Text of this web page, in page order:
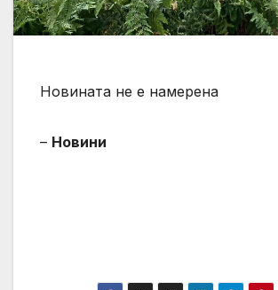
Новината не е намерена
– Новини